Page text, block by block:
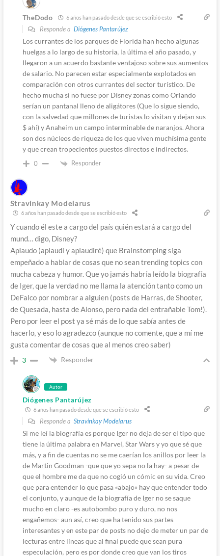
TheDodo 6 años han pasado desde que se escribió esto
Responde a Diógenes Pantarújez
Los currantes de los parques de Florida han hecho algunas
huelgas a lo largo de su historia, la última el año pasado, y
llegaron a un acuerdo bastante ventajoso sobre sus aumentos
de salario. No parecen estar especialmente explotados en
comparación con otros currantes del sector turístico. De
hecho mucha si no fuese por Disney zonas como Orlando
serían un pantanal lleno de aligátores (Que lo sigue siendo,
con la salvedad que millones de turistas lo visitan y dejan sus
$ ahí) y Anaheim un campo interminable de naranjos. Ahora
son dos núcleos de riqueza de los que viven muchísima gente
y que crean tropecientos puestos directos e indirectos.
0 Responder
Stravinkay Modelarus
6 años han pasado desde que se escribió esto
Y cuando él este a cargo del país quién estará a cargo del
mund… digo, Disney?
Aplaudo (aplaudí y aplaudiré) que Brainstomping siga
empeñado a hablar de cosas que no sean trending topics con
mucha cabeza y humor. Que yo jamás habría leído la biografía
de Iger, que la verdad no me llama la atención tanto como un
DeFalco por nombrar a alguien (posts de Harras, de Shooter,
de Quesada, hasta de Alonso, pero nada del entrañable Tom!).
Pero por leer el post ya sé más de lo que sabía antes de
hacerlo, y eso lo agradezco (aunque no comente, que a mí me
gusta comentar de cosas que al menos creo saber)
3 Responder
Autor
Diógenes Pantarújez
6 años han pasado desde que se escribió esto
Responde a Stravinkay Modelarus
Si me leí la biografía es porque Iger no deja de ser el tipo que
tiene la última palabra en Marvel, Star Wars y yo que sé que
más, y a fin de cuentas no se me caerían los anillos por leer la
de Martin Goodman -que que yo sepa no la hay- a pesar de
que el hombre me da que no cogió un cómic en su vida. Creo
que para entender lo que pasa «abajo» hay que entender todo
el conjunto, y aunque de la biografía de Iger no se saque
mucho en claro -es autobombo puro y duro, no nos
engañemos- aun así, creo que ha tenido sus partes
interesantes y en este par de posts no dejo de meter un par de
lecturas entre líneas que al final puede que sean pura
especulación, pero es por donde creo que van los tiros